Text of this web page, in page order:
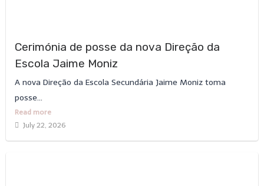
Cerimónia de posse da nova Direção da
Escola Jaime Moniz
A nova Direção da Escola Secundária Jaime Moniz toma
posse...
Read more
July 22, 2026